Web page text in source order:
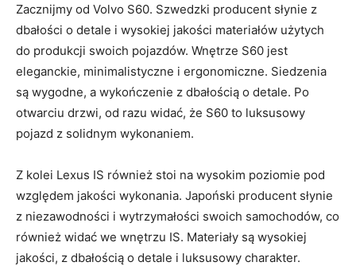
Zacznijmy ⁣od Volvo S60. Szwedzki producent słynie ⁤z
dbałości⁢ o detale ⁢i⁤ wysokiej ⁤jakości‍ materiałów użytych‍
do produkcji ⁢swoich pojazdów. Wnętrze S60 jest⁣
eleganckie,‍ minimalistyczne i ‍ergonomiczne. Siedzenia
są wygodne, a wykończenie z dbałością o detale. Po
⁢otwarciu drzwi, od⁢ razu​ widać, że S60 ⁤to luksusowy
⁤pojazd z solidnym wykonaniem.
Z kolei‍ Lexus IS również stoi ‍na wysokim poziomie ⁤pod⁣
względem jakości wykonania. Japoński ‌producent słynie
z​ niezawodności i wytrzymałości⁣ swoich⁣ samochodów, co
również widać we wnętrzu IS. Materiały są ‌wysokiej⁢
jakości, z⁤ dbałością o detale i luksusowy charakter.